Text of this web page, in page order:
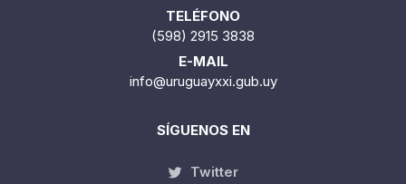
TELÉFONO
(598) 2915 3838
E-MAIL
info@uruguayxxi.gub.uy
SÍGUENOS EN
Twitter